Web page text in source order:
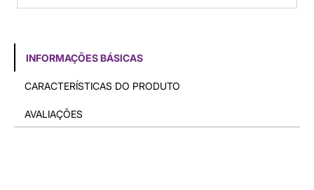
INFORMAÇÕES BÁSICAS
CARACTERÍSTICAS DO PRODUTO
AVALIAÇÕES